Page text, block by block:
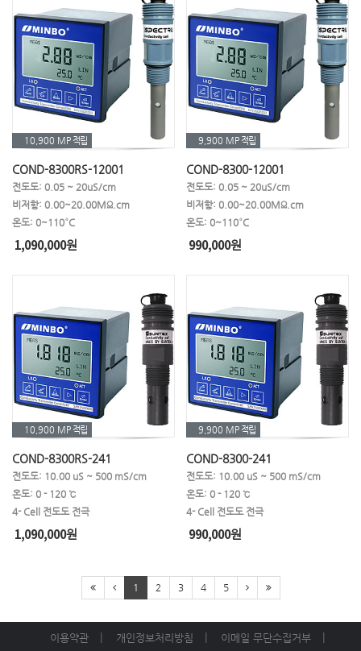
10,900 MP 적립
COND-8300RS-12001
전도도: 0.05 ~ 20uS/cm
비저항: 0.00~20.00MΩ.cm
온도: 0~110°C
1,090,000원
9,900 MP 적립
COND-8300-12001
전도도: 0.05 ~ 20uS/cm
비저항: 0.00~20.00MΩ.cm
온도: 0~110°C
990,000원
10,900 MP 적립
COND-8300RS-241
전도도: 10.00 uS ~ 500 mS/cm
온도: 0 - 120 ℃
4- Cell 전도도 전극
1,090,000원
9,900 MP 적립
COND-8300-241
전도도: 10.00 uS ~ 500 mS/cm
온도: 0 - 120 ℃
4- Cell 전도도 전극
990,000원
1 2 3 4 5
이용약관 개인정보처리방침
이메일 무단수집거부